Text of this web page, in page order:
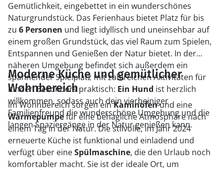
Gemütlichkeit, eingebettet in ein wunderschönes
Naturgrundstück. Das Ferienhaus bietet Platz für bis
zu 6 Personen und liegt idyllisch und uneinsehbar auf
einem großen Grundstück, das viel Raum zum Spielen,
Entspannen und Genießen der Natur bietet. In der
näheren Umgebung befindet sich außerdem ein
spannender Spielplatz mit zahlreichen Aktivitäten für
Kinder. Besonders praktisch: Ein Hund ist herzlich
willkommen, sodass auch dein vierbeiniger
Familienfreund die wunderschöne Umgebung und die
langen Spaziergänge in der Natur genießen kann.
Moderne Küche und gemütlicher
Wohnbereich
Im Wohnbereich sorgen einKaminofenund eine
Wärmepumpefür eine behagliche Atmosphäre nach
einem Tag in der Natur. Die stilvolle, im Jahr 2024
erneuerte Küche ist funktional und einladend und
verfügt über eineSpülmaschine, die den Urlaub noch
komfortabler macht. Sie ist der ideale Ort, um